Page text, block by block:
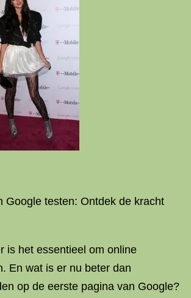
Google testen: Ontdek de kracht
is het essentieel om online
En wat is er nu beter dan
op de eerste pagina van Google?